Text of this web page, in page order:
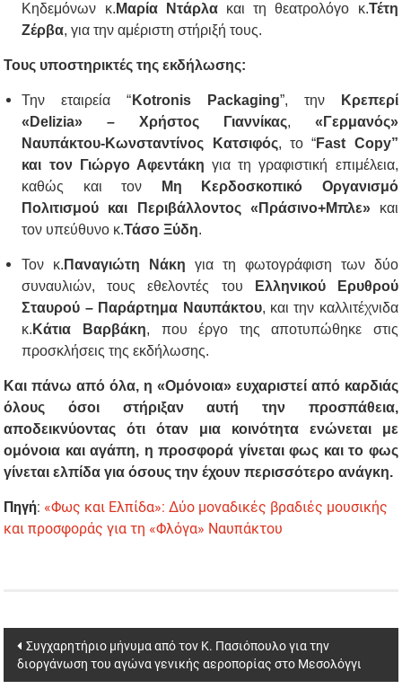
Κηδεμόνων κ. Μαρία Ντάρλακαι τη θεατρολόγο κ.Τέτη
Ζέρβα, για την αμέριστη στήριξή τους.
Τους υποστηρικτές της εκδήλωσης:
Την εταιρεία “ Kotronis Packaging”, την
Κρεπερί
«Delizia» – Χρήστος Γιαννίκας, «Γερμανός»
Ναυπάκτου-Κωνσταντίνος Κατσιφός, το “Fast Copy”
και τον Γιώργο Αφεντάκη για τη γραφιστική επιμέλεια,
καθώς και τον
Μη Κερδοσκοπικό Οργανισμό
Πολιτισμού και Περιβάλλοντος «Πράσινο+Μπλε»και
τον υπεύθυνο κ.Τάσο Ξύδη.
Τον κ. Παναγιώτη Νάκη για τη φωτογράφιση των δύο
συναυλιών, τους εθελοντές του
Ελληνικού Ερυθρού
Σταυρού – Παράρτημα Ναυπάκτου, και την καλλιτέχνιδα
κ. Κάτια Βαρβάκη, που έργο της αποτυπώθηκε στις
προσκλήσεις της εκδήλωσης.
Και πάνω από όλα, η «Ομόνοια» ευχαριστεί από καρδιάς
όλους όσοι στήριξαν αυτή την προσπάθεια,
αποδεικνύοντας ότι όταν μια κοινότητα ενώνεται με
ομόνοια και αγάπη, η προσφορά γίνεται φως και το φως
γίνεται ελπίδα για όσους την έχουν περισσότερο ανάγκη.
Πηγή: «Φως και Ελπίδα»: Δύο μοναδικές βραδιές μουσικής
και προσφοράς για τη «Φλόγα» Ναυπάκτου
Post
navigation
Συγχαρητήριο μήνυμα από τον Κ. Πασιόπουλο για την
διοργάνωση του αγώνα γενικής αεροπορίας στο Μεσολόγγι